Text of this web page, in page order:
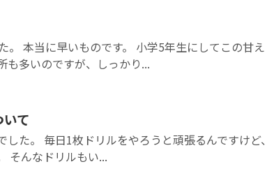
。 本当に早いものです。 小学5年生にしてこの甘え
も多いのですが、しっかり...
て
た。 毎日1枚ドリルをやろうと頑張るんですけど、
そんなドリルもい...